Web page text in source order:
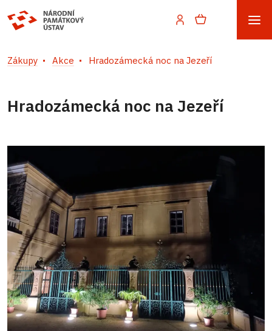
Zákupy Akce Hradozámecká noc na Jezeří
Hradozámecká noc na Jezeří